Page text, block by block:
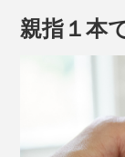
かったり……、
ず。
親指１本